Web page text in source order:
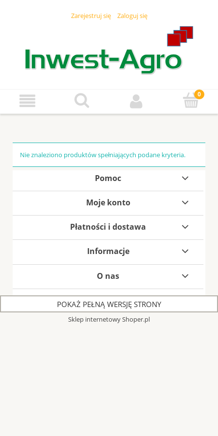
Zarejestruj się Zaloguj się
Nie znaleziono produktów spełniających podane kryteria.
Pomoc
Moje konto
Płatności i dostawa
Informacje
O nas
POKAŻ PEŁNĄ WERSJĘ STRONY
Sklep internetowy Shoper.pl